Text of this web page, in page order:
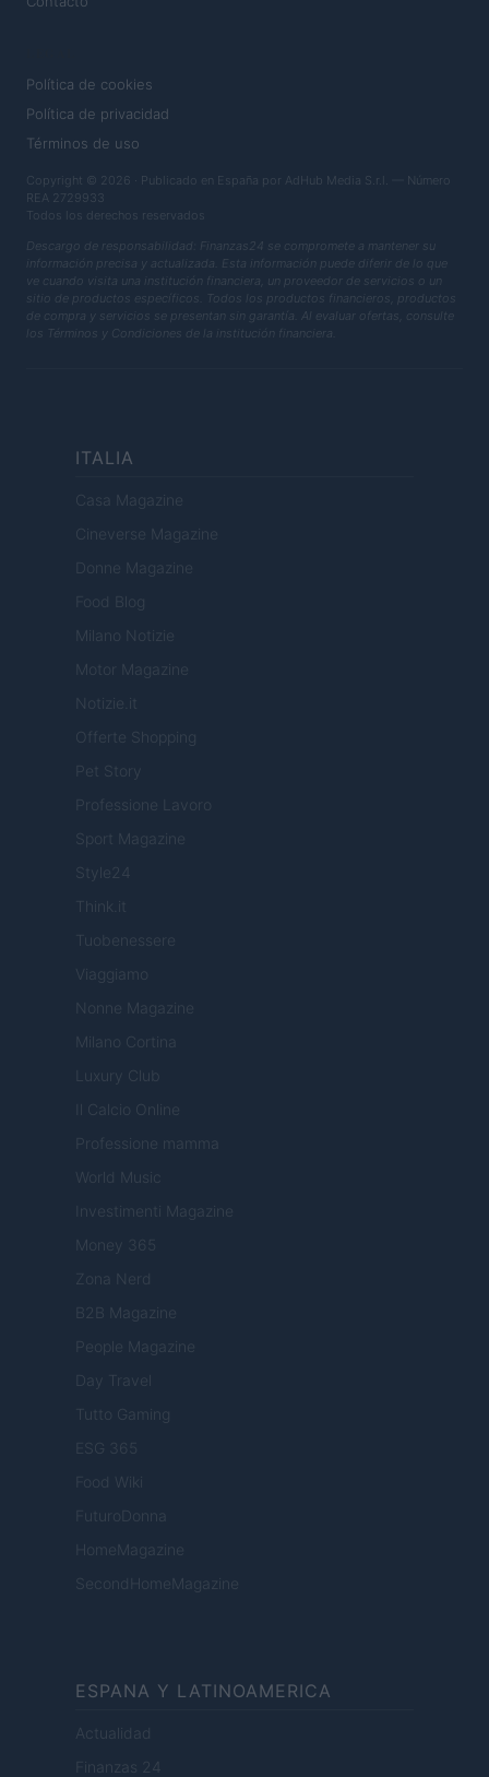
Política de cookies
Política de privacidad
Términos de uso
Copyright © 2026 · Publicado en España por AdHub Media S.r.l. — Número
REA 2729933
Todos los derechos reservados
Descargo de responsabilidad: Finanzas24 se compromete a mantener su
información precisa y actualizada. Esta información puede diferir de lo que
ve cuando visita una institución financiera, un proveedor de servicios o un
sitio de productos específicos. Todos los productos financieros, productos
de compra y servicios se presentan sin garantía. Al evaluar ofertas, consulte
los Términos y Condiciones de la institución financiera.
ITALIA
Casa Magazine
Cineverse Magazine
Donne Magazine
Food Blog
Milano Notizie
Motor Magazine
Notizie.it
Offerte Shopping
Pet Story
Professione Lavoro
Sport Magazine
Style24
Think.it
Tuobenessere
Viaggiamo
Nonne Magazine
Milano Cortina
Luxury Club
Il Calcio Online
Professione mamma
World Music
Investimenti Magazine
Money 365
Zona Nerd
B2B Magazine
People Magazine
Day Travel
Tutto Gaming
ESG 365
Food Wiki
FuturoDonna
HomeMagazine
SecondHomeMagazine
ESPANA Y LATINOAMERICA
Actualidad
Finanzas 24